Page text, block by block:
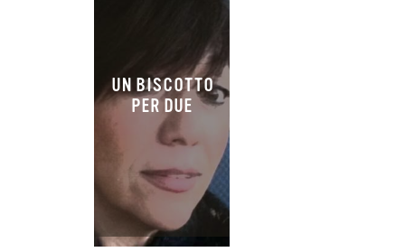
UN BISCOTTO
PER DUE